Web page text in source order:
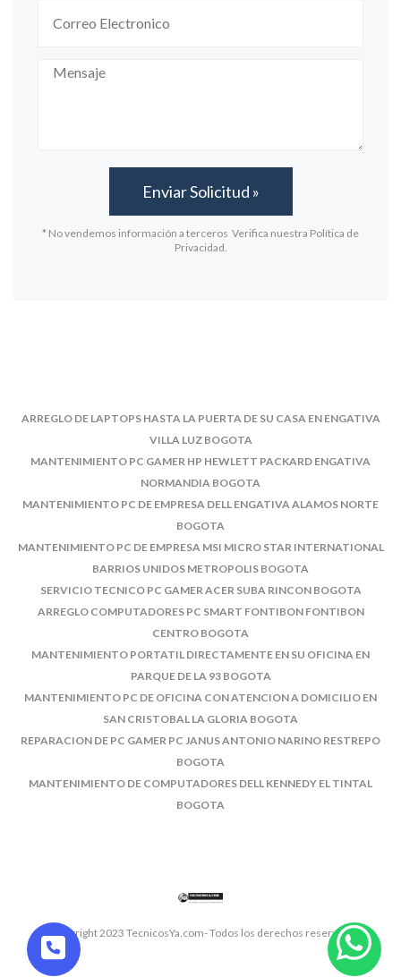
* No vendemos información a terceros Verifica nuestra Política de
Privacidad.
ARREGLO DE LAPTOPS HASTA LA PUERTA DE SU CASA EN ENGATIVA
VILLA LUZ BOGOTA
MANTENIMIENTO PC GAMER HP HEWLETT PACKARD ENGATIVA
NORMANDIA BOGOTA
MANTENIMIENTO PC DE EMPRESA DELL ENGATIVA ALAMOS NORTE
BOGOTA
MANTENIMIENTO PC DE EMPRESA MSI MICRO STAR INTERNATIONAL
BARRIOS UNIDOS METROPOLIS BOGOTA
SERVICIO TECNICO PC GAMER ACER SUBA RINCON BOGOTA
ARREGLO COMPUTADORES PC SMART FONTIBON FONTIBON
CENTRO BOGOTA
MANTENIMIENTO PORTATIL DIRECTAMENTE EN SU OFICINA EN
PARQUE DE LA 93 BOGOTA
MANTENIMIENTO PC DE OFICINA CON ATENCION A DOMICILIO EN
SAN CRISTOBAL LA GLORIA BOGOTA
REPARACION DE PC GAMER PC JANUS ANTONIO NARINO RESTREPO
BOGOTA
MANTENIMIENTO DE COMPUTADORES DELL KENNEDY EL TINTAL
BOGOTA
© Copyright 2023 TecnicosYa.com- Todos los derechos reservados